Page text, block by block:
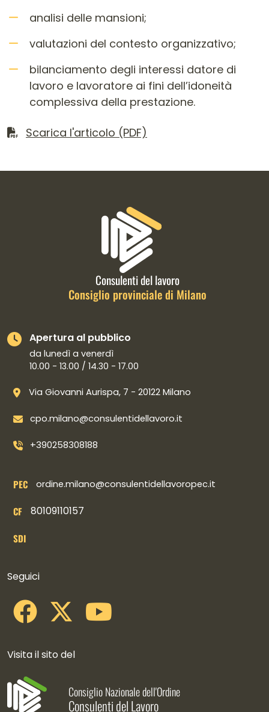
analisi delle mansioni;
valutazioni del contesto organizzativo;
bilanciamento degli interessi datore di
lavoro e lavoratore ai fini dell’idoneità
complessiva della prestazione.
Scarica il file
Scarica l'articolo (PDF)
Informazioni di contatto e link
Consulenti del lavoro
Consiglio provinciale di Milano
Apertura al pubblico
da lunedì a venerdì
10.00 - 13.00 / 14.30 - 17.00
Via Giovanni Aurispa, 7 - 20122 Milano
cpo.milano@consulentidellavoro.it
+390258308188
PEC ordine.milano@consulentidellavoropec.it
CF 80109110157
SDI
Seguici
Visita il sito del
Consiglio Nazionale dell'Ordine
Consulenti del Lavoro